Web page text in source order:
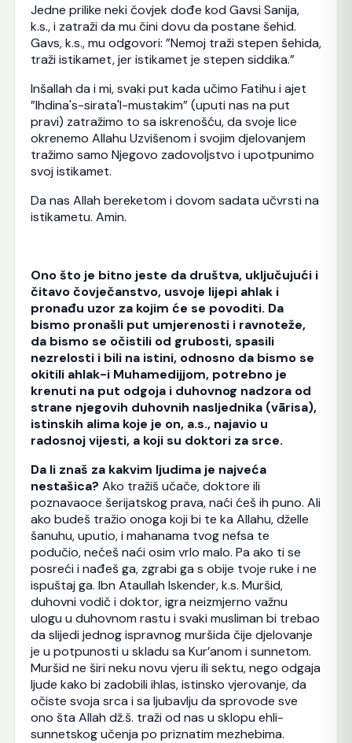
Jedne prilike neki čovjek dođe kod Gavsi Sanija,
k.s., i zatraži da mu čini dovu da postane šehid.
Gavs, k.s., mu odgovori: ”Nemoj traži stepen šehida,
traži istikamet, jer istikamet je stepen siddika.”
Inšallah da i mi, svaki put kada učimo Fatihu i ajet
”Ihdina's-sirata'l-mustakim” (uputi nas na put
pravi) zatražimo to sa iskrenošću, da svoje lice
okrenemo Allahu Uzvišenom i svojim djelovanjem
tražimo samo Njegovo zadovoljstvo i upotpunimo
svoj istikamet.
Da nas Allah bereketom i dovom sadata učvrsti na
istikametu. Amin.
Ono što je bitno jeste da društva, uključujući i
čitavo čovječanstvo, usvoje lijepi ahlak i
pronađu uzor za kojim će se povoditi. Da
bismo pronašli put umjerenosti i ravnoteže,
da bismo se očistili od grubosti, spasili
nezrelosti i bili na istini, odnosno da bismo se
okitili ahlak-i Muhamedijjom, potrebno je
krenuti na put odgoja i duhovnog nadzora od
strane njegovih duhovnih nasljednika (vārisa),
istinskih alima koje je on, a.s., najavio u
radosnoj vijesti, a koji su doktori za srce.
Da li znaš za kakvim ljudima je najveća
nestašica? Ako tražiš učače, doktore ili
poznavaoce šerijatskog prava, naći ćeš ih puno. Ali
ako budeš tražio onoga koji bi te ka Allahu, dželle
šanuhu, uputio, i mahanama tvog nefsa te
podučio, nećeš naći osim vrlo malo. Pa ako ti se
posreći i nađeš ga, zgrabi ga s obije tvoje ruke i ne
ispuštaj ga. Ibn Ataullah Iskender, k.s. Muršid,
duhovni vodič i doktor, igra neizmjerno važnu
ulogu u duhovnom rastu i svaki musliman bi trebao
da slijedi jednog ispravnog muršida čije djelovanje
je u potpunosti u skladu sa Kur’anom i sunnetom.
Muršid ne širi neku novu vjeru ili sektu, nego odgaja
ljude kako bi zadobili ihlas, istinsko vjerovanje, da
očiste svoja srca i sa ljubavlju da sprovode sve
ono šta Allah dž.š. traži od nas u sklopu ehli-
sunnetskog učenja po priznatim mezhebima.